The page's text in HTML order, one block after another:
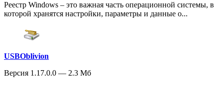
Реестр Windows – это важная часть операционной системы, в
которой хранятся настройки, параметры и данные о...
USBOblivion
Версия 1.17.0.0 — 2.3 Мб